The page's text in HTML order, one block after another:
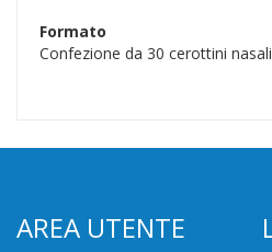
Formato
Confezione da 30 cerottini
AREA UTENTE